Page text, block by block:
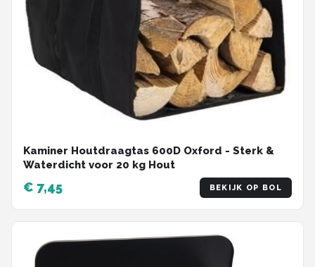
Kaminer Houtdraagtas 600D Oxford - Sterk &
Waterdicht voor 20 kg Hout
€ 7,45 BEKIJK OP BOL